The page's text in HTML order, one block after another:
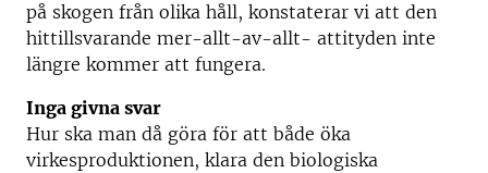
på skogen från olika håll, konstaterar vi att den
hittillsvarande mer-allt-av-allt- attityden inte
längre kommer att fungera.
Inga givna svar
Hur ska man då göra för att både öka
virkesproduktionen, klara den biologiska